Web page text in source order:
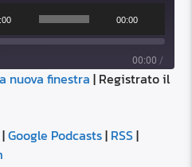
00:00
00:00 /
nuova finestra | Registrato il
|Google Podcasts| RSS|